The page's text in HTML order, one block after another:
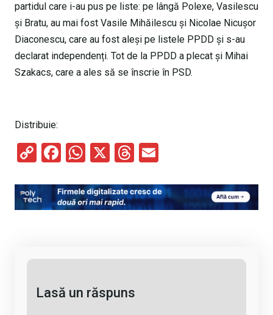
partidul care i-au pus pe liste: pe lângă Polexe, Vasilescu
și Bratu, au mai fost Vasile Mihăilescu şi Nicolae Nicuşor
Diaconescu, care au fost aleşi pe listele PPDD și s-au
declarat independenți. Tot de la PPDD a plecat şi Mihai
Szakacs, care a ales să se înscrie în PSD.
Distribuie:
C
py
Li
F
ce
b
W
at
s
X
T
e
a
ail
Lasă un răspuns